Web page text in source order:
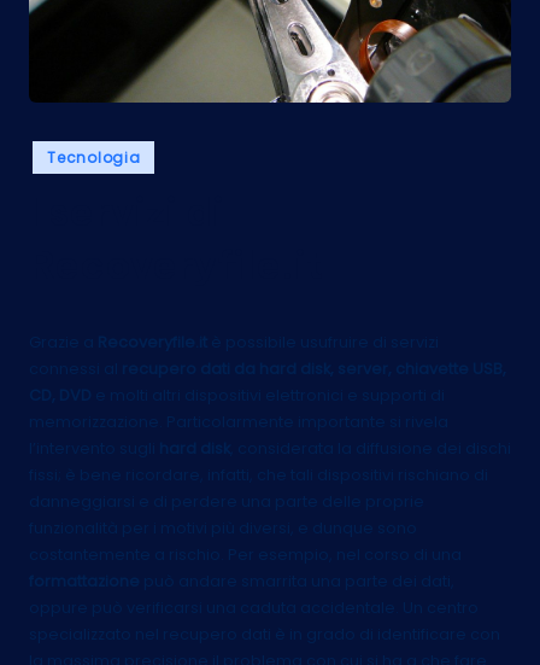
Posted
in
Tecnologia
Grazie a Recoveryfile.it
è possibile usufruire di servizi
connessi al
recupero dati da hard disk, server, chiavette USB,
CD, DVD e molti altri dispositivi elettronici e supporti di
memorizzazione. Particolarmente importante si rivela
l’intervento sugli
, considerata la diffusione dei dischi
fissi; è bene ricordare, infatti, che tali dispositivi rischiano di
danneggiarsi e di perdere una parte delle proprie
funzionalità per i motivi più diversi, e dunque sono
costantemente a rischio. Per esempio, nel corso di una
formattazione
può andare smarrita una parte dei dati,
oppure può verificarsi una caduta accidentale. Un centro
specializzato nel recupero dati è in grado di identificare con
la massima precisione il problema con cui si ha a che fare